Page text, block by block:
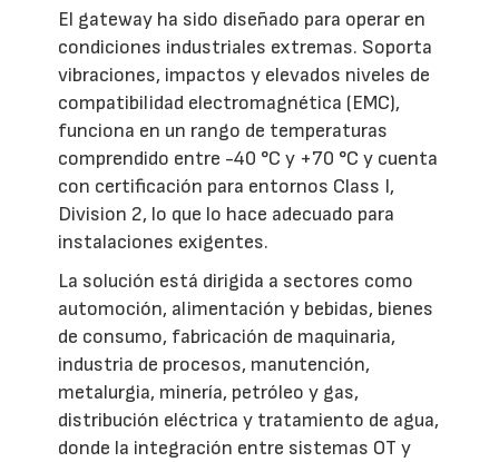
El gateway ha sido diseñado para operar en
condiciones industriales extremas. Soporta
vibraciones, impactos y elevados niveles de
compatibilidad electromagnética (EMC),
funciona en un rango de temperaturas
comprendido entre -40 °C y +70 °C y cuenta
con certificación para entornos Class I,
Division 2, lo que lo hace adecuado para
instalaciones exigentes.
La solución está dirigida a sectores como
automoción, alimentación y bebidas, bienes
de consumo, fabricación de maquinaria,
industria de procesos, manutención,
metalurgia, minería, petróleo y gas,
distribución eléctrica y tratamiento de agua,
donde la integración entre sistemas OT y